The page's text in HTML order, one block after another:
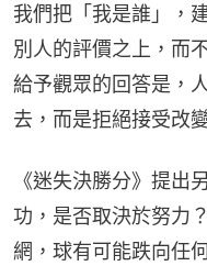
我們把「我是誰」，
別人的評價之上，而
給予觀眾的回答是，
去，而是拒絕接受改
《迷失決勝分》提
功，是否取決於努力
網，球有可能跌向任